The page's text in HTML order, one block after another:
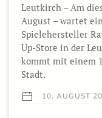
Leutkirch – Am
August – wartet
Spielehersteller
Up-Store in der
kommt mit einem
Stadt.
10. AUGUST